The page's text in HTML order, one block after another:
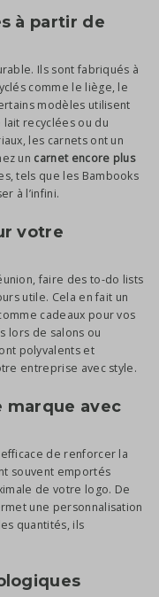
à partir de
Ils sont fabriqués à
comme le liège, le
modèles utilisent
recyclées ou du
les carnets ont un
un carnet encore plus
tels que les Bambooks
à l’infini.
votre
faire des to-do lists
utile. Cela en fait un
cadeaux pour vos
lors de salons ou
polyvalents et
entreprise avec style.
marque avec
de renforcer la
souvent emportés
de votre logo. De
une personnalisation
quantités, ils